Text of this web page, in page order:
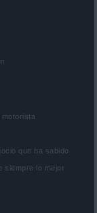
que ha sabido
siempre lo mejor